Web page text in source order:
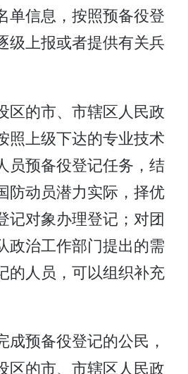
单信息，按照预备役登
级上报或者提供有关兵
区的市、市辖区人民政
照上级下达的专业技术
员预备役登记任务，结
防动员潜力实际，择优
记对象办理登记；对团
政治工作部门提出的需
的人员，可以组织补充
成预备役登记的公民，
区的市、市辖区人民政